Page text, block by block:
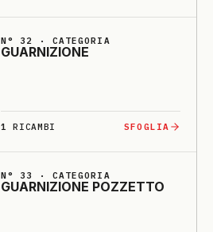
N° 32 · CATEGORIA
GUARNI­ZIO­NE
1 RICAMBI SFOGLIA
N° 33 · CATEGORIA
GUARNI­ZIO­NE POZZETTO